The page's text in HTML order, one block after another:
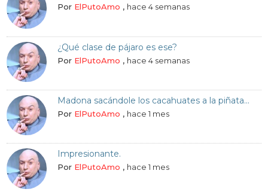
Por ElPutoAmo , hace 4 semanas
¿Qué clase de pájaro es ese?
Por ElPutoAmo , hace 4 semanas
Madona sacándole los cacahuates a la piñata...
Por ElPutoAmo , hace 1 mes
Impresionante.
Por ElPutoAmo , hace 1 mes